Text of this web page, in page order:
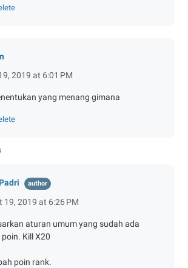
2019 at 6:01 PM
yang menang gimana
19, 2019 at 6:26 PM
aturan umum yang sudah ada
Kill X20
poin rank.